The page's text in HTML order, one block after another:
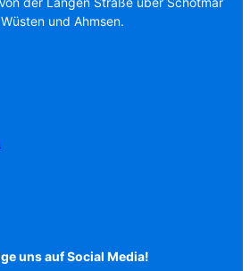
und Ahmsen.
uns auf Social Media!